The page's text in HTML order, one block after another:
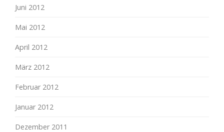
Juni 2012
Mai 2012
April 2012
März 2012
Februar 2012
Januar 2012
Dezember 2011